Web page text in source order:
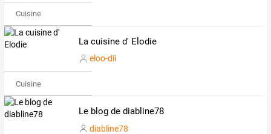
Cuisine
La cuisine d' Elodie
eloo-dii
Cuisine
Le blog de diabline78
diabline78